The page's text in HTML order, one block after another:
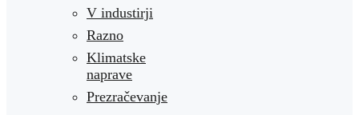
V industirji
Razno
Klimatske
naprave
Prezračevanje